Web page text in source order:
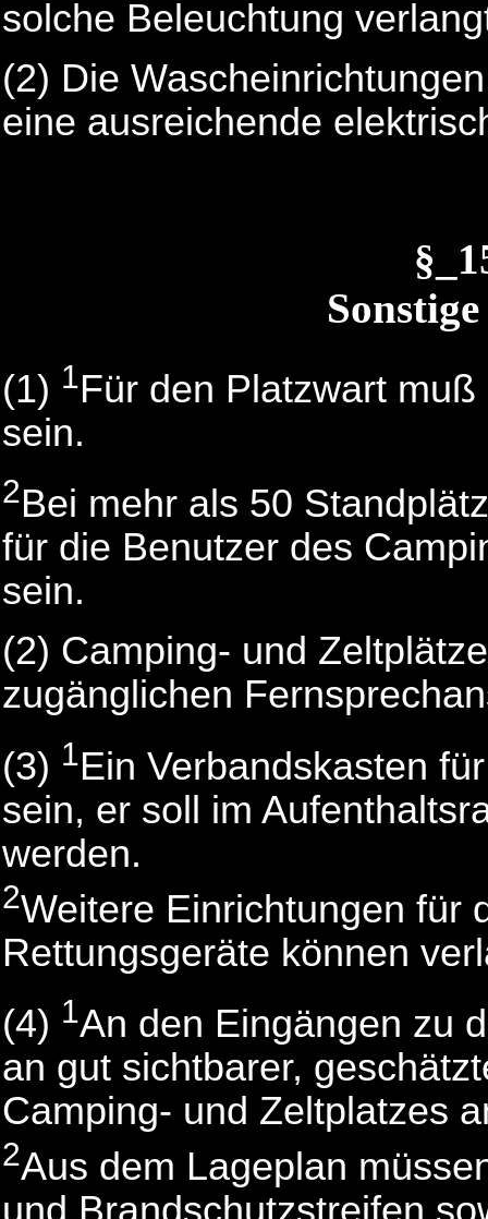
solche Beleuchtung
(2) Die
eine ausreichende
(1) 1Für den Platzwart
sein.
2Bei mehr als 50
für die Benutzer des
sein.
(2) Camping- und
zugänglichen
(3) 1Ein Verbandskasten
sein, er soll im
werden.
2Weitere Einrichtungen für
Rettungsgeräte können
(4) 1An den Eingängen zu
an gut sichtbarer,
Camping- und Zeltplatzes
2Aus dem Lageplan